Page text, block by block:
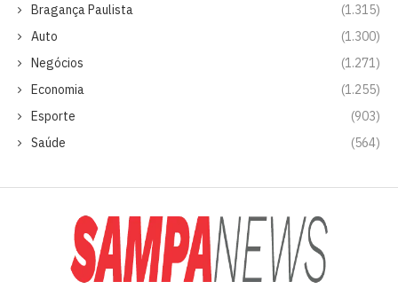
Bragança Paulista
(1.315)
Auto
(1.300)
Negócios
(1.271)
Economia
(1.255)
Esporte
(903)
Saúde
(564)